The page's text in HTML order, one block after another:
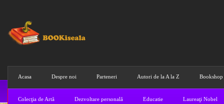
Acasa Despre noi Parteneri Autori de la A la Z Bookshop
Colecţia de Artă Dezvoltare personală Educatie Laureaţi Nobel